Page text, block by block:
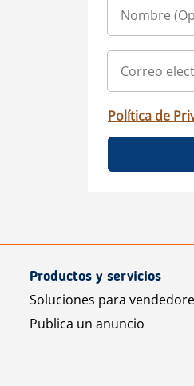
Política de
Productos y servicios
Soluciones para
Publica un anuncio